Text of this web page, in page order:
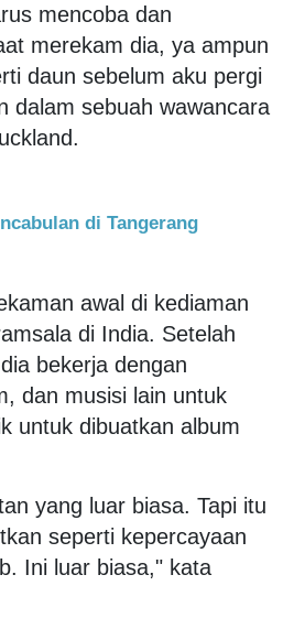
mencoba dan
merekam dia, ya ampun
daun sebelum aku pergi
dalam sebuah wawancara
di Tangerang
awal di kediaman
di India. Setelah
bekerja dengan
dan musisi lain untuk
untuk dibuatkan album
yang luar biasa. Tapi itu
seperti kepercayaan
Ini luar biasa," kata